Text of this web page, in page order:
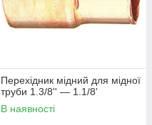
Перехідник мідний для мідної
труби 1.3/8'' — 1.1/8'
В наявності